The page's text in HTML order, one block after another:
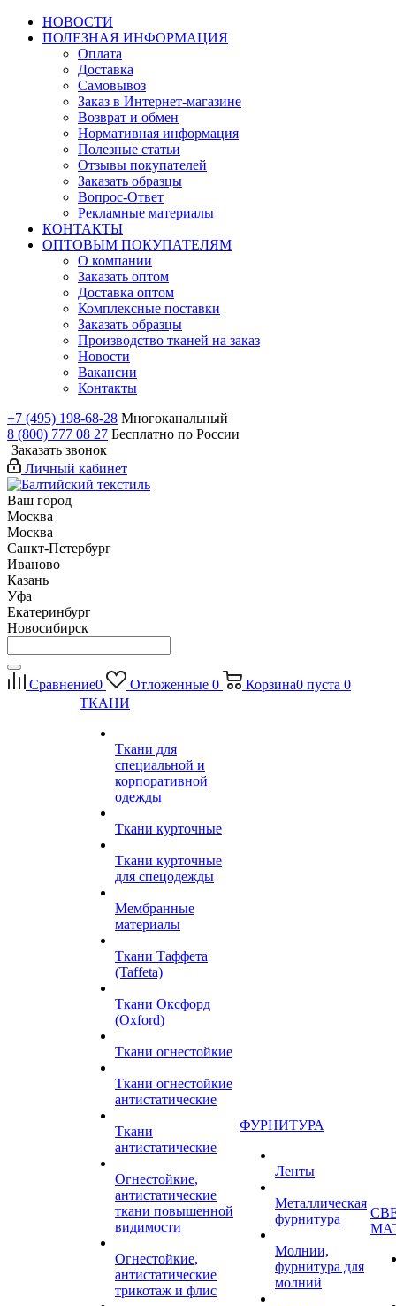
НОВОСТИ
ПОЛЕЗНАЯ ИНФОРМАЦИЯ
Оплата
Доставка
Самовывоз
Заказ в Интернет-магазине
Возврат и обмен
Нормативная информация
Полезные статьи
Отзывы покупателей
Заказать образцы
Вопрос-Ответ
Рекламные материалы
КОНТАКТЫ
ОПТОВЫМ ПОКУПАТЕЛЯМ
О компании
Заказать оптом
Доставка оптом
Комплексные поставки
Заказать образцы
Производство тканей на заказ
Новости
Вакансии
Контакты
+7 (495) 198-68-28 Многоканальный
8 (800) 777 08 27 Бесплатно по России
Заказать звонок
Личный кабинет
Ваш город
Москва
Москва
Санкт-Петербург
Иваново
Казань
Уфа
Екатеринбург
Новосибирск
Сравнение0 Отложенные 0 Корзина0 пуста 0
ТКАНИ
Ткани для
специальной и
корпоративной
одежды
Ткани курточные
Ткани курточные
для спецодежды
Мембранные
материалы
Ткани Таффета
(Taffeta)
Ткани Оксфорд
(Oxford)
Ткани огнестойкие
Ткани огнестойкие
антистатические
Ткани
антистатические
Огнестойкие,
антистатические
ткани повышенной
видимости
Огнестойкие,
антистатические
трикотаж и флис
ФУРНИТУРА
Ленты
Металлическая
фурнитура
Молнии,
фурнитура для
молний